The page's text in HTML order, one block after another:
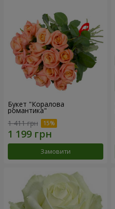
Букет "Коралова
романтика"
1 411 грн
Замовити